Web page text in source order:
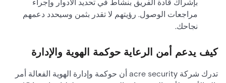
بإشراك قادة الفريق بنشاط في تحديد الأدوار وإجراء
مراجعات الوصول. رؤيتهم لا تقدر بثمن وسيحدد دعمهم
نجاحك.
كيف يدعم أمن الرعاية حوكمة الهوية والإدارة
تدرك شركة acre security أن حوكمة وإدارة الهوية الفعالة أمر